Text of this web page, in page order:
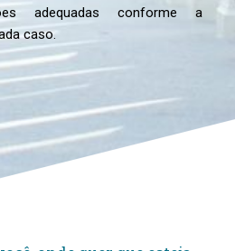
adequadas conforme a
caso.